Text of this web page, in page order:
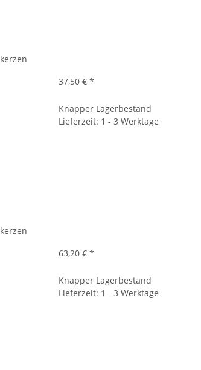
37,50 € *
Knapper Lagerbestand
Lieferzeit: 1 - 3 Werktage
63,20 € *
Knapper Lagerbestand
Lieferzeit: 1 - 3 Werktage